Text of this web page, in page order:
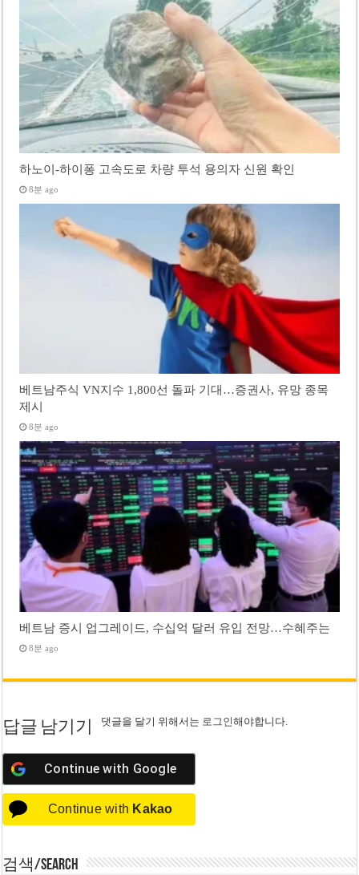
하노이-하이퐁 고속도로 차량 투석 용의자 신원 확인
8분 ago
베트남주식 VN지수 1,800선 돌파 기대…증권사, 유망 종목
제시
8분 ago
베트남 증시 업그레이드, 수십억 달러 유입 전망…수혜주는
8분 ago
답글 남기기 댓글을 달기 위해서는 로그인해야합니다.
Continue with Google
Continue with Kakao
검색/Search